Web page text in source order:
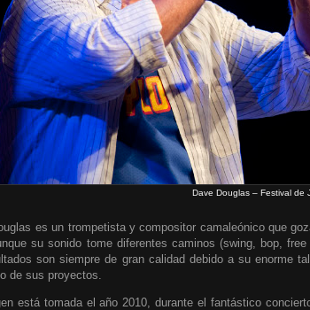
Dave Douglas – Festival de
es un trompetista y compositor camaleónico que
su sonido tome diferentes caminos (swing, bop,
son siempre de gran calidad debido a su enorme
de sus proyectos.
está tomada el año 2010, durante el fantástico